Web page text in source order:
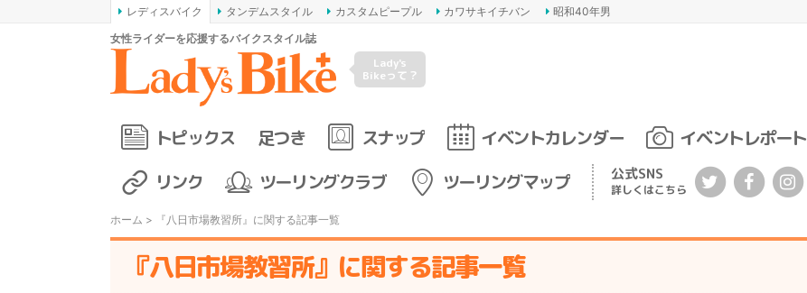
レディスバイク タンデムスタイル カスタムピープル カワサキイチバン
昭和40年男
女性ライダーを応援するバイクスタイル誌
Lady's
Bikeって？
トピックス 足つき スナップ イベントカレンダー イベントレポート
リンク
ツーリングクラブ ツーリングマップ 公式SNS
詳しくはこちら
ホーム > 『八日市場教習所』に関する記事一覧
『八日市場教習所』に関する記事一覧